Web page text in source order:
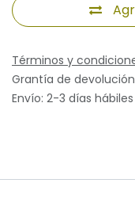
Términos y
Grantía de
Envío: 2-3 días hábiles